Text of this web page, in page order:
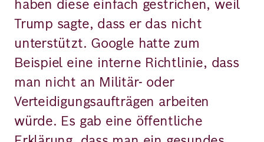
haben diese einfach gestrichen, weil
Trump sagte, dass er das nicht
unterstützt. Google hatte zum
Beispiel eine interne Richtlinie, dass
man nicht an Militär- oder
Verteidigungsaufträgen arbeiten
würde. Es gab eine öffentliche